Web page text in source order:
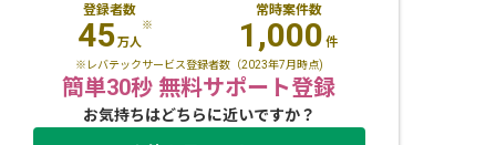
登録者数
45万人
※
常時案件数
1,000 件
※レバテックサービス登録者数（2023年7月時点)
簡単30秒 無料サポート登録
お気持ちはどちらに近いですか？